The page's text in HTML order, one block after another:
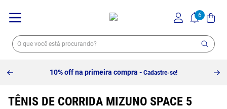
10% off na primeira compra - Cadastre-se!
TÊNIS DE CORRIDA MIZUNO SPACE 5